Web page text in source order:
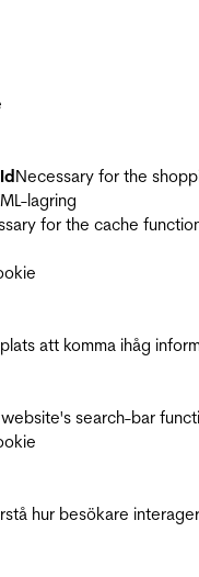
Necessary for the
lagring
for the cache
att komma ihåg
search-bar
hur besökare